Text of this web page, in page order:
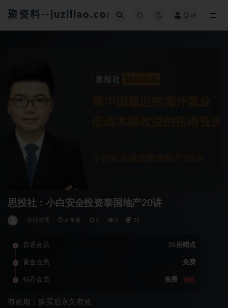
聚资料--juziliao.com--全网资料整合平台
登录
思投社：小白安全投资泰国地产20讲
企业管理 6 年前 0 3 35
普通会员 35捐赠点
黄金会员 免费
钻石会员 免费 推荐
有效期：购买后永久有效